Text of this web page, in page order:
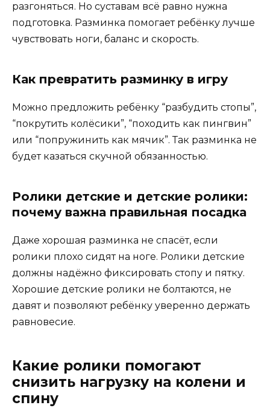
разгоняться. Но суставам всё равно нужна
подготовка. Разминка помогает ребёнку лучше
чувствовать ноги, баланс и скорость.
Как превратить разминку в игру
Можно предложить ребёнку “разбудить стопы”,
“покрутить колёсики”, “походить как пингвин”
или “попружинить как мячик”. Так разминка не
будет казаться скучной обязанностью.
Ролики детские и детские ролики:
почему важна правильная посадка
Даже хорошая разминка не спасёт, если
ролики плохо сидят на ноге. Ролики детские
должны надёжно фиксировать стопу и пятку.
Хорошие детские ролики не болтаются, не
давят и позволяют ребёнку уверенно держать
равновесие.
Какие ролики помогают
снизить нагрузку на колени и
спину